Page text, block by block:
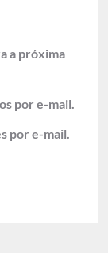
a próxima
por e-mail.
por e-mail.